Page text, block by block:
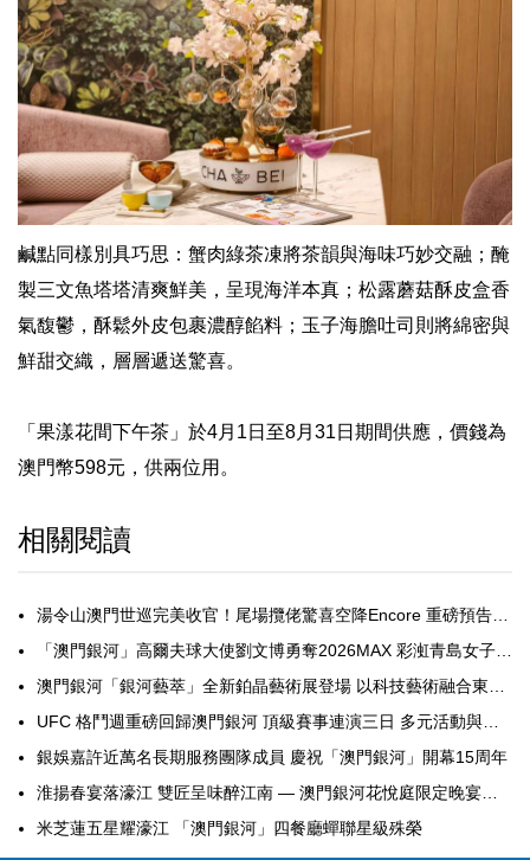
鹹點同樣別具巧思：蟹肉綠茶凍將茶韻與海味巧妙交融；醃
製三文魚塔塔清爽鮮美，呈現海洋本真；松露蘑菇酥皮盒香
氣馥鬱，酥鬆外皮包裹濃醇餡料；玉子海膽吐司則將綿密與
鮮甜交織，層層遞送驚喜。
「果漾花間下午茶」於4月1日至8月31日期間供應，價錢為
澳門幣598元，供兩位用。
相關閱讀
銀娛嘉許近萬名長期服務團隊成員 慶祝「澳門銀河」開幕15周年
米芝蓮五星耀濠江 「澳門銀河」四餐廳蟬聯星級殊榮